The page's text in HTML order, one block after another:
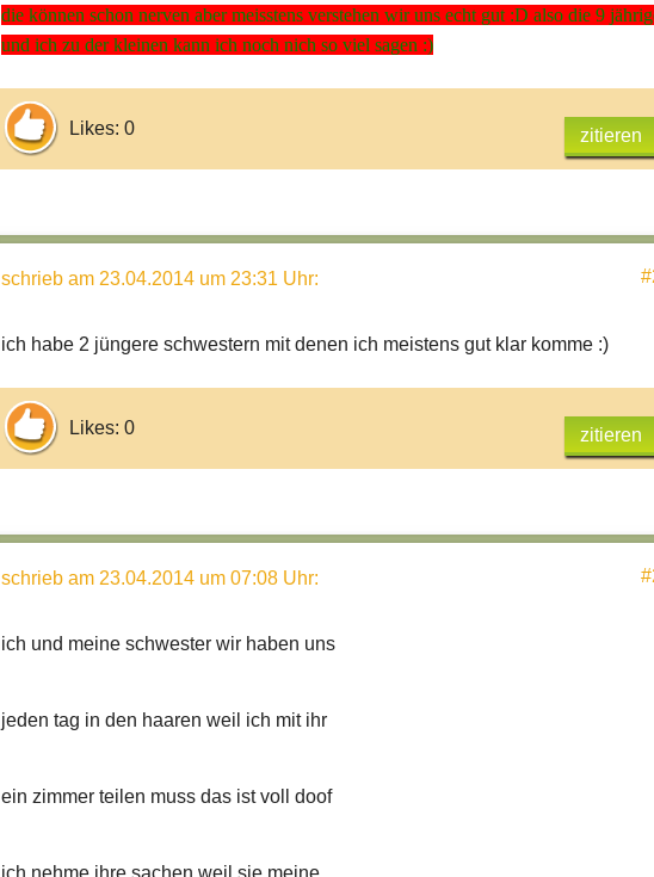
die können schon nerven aber meisstens verstehen wir uns echt gut :D also die 9
und ich zu der kleinen kann ich noch nich so viel sagen :)
Likes: 0 zitieren
schrieb am 23.04.2014 um 23:31 Uhr:
ich habe 2 jüngere schwestern mit denen ich meistens gut klar komme :)
Likes: 0 zitieren
schrieb am 23.04.2014 um 07:08 Uhr:
ich und meine schwester wir haben uns
jeden tag in den haaren weil ich mit ihr
ein zimmer teilen muss das ist voll doof